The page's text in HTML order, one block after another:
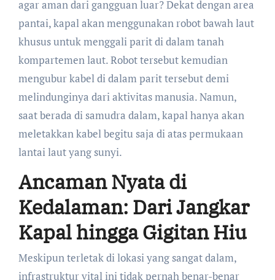
agar aman dari gangguan luar? Dekat dengan area
pantai, kapal akan menggunakan robot bawah laut
khusus untuk menggali parit di dalam tanah
kompartemen laut. Robot tersebut kemudian
mengubur kabel di dalam parit tersebut demi
melindunginya dari aktivitas manusia. Namun,
saat berada di samudra dalam, kapal hanya akan
meletakkan kabel begitu saja di atas permukaan
lantai laut yang sunyi.
Ancaman Nyata di
Kedalaman: Dari Jangkar
Kapal hingga Gigitan Hiu
Meskipun terletak di lokasi yang sangat dalam,
infrastruktur vital ini tidak pernah benar-benar